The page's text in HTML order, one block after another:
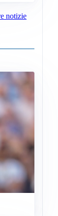
notizie